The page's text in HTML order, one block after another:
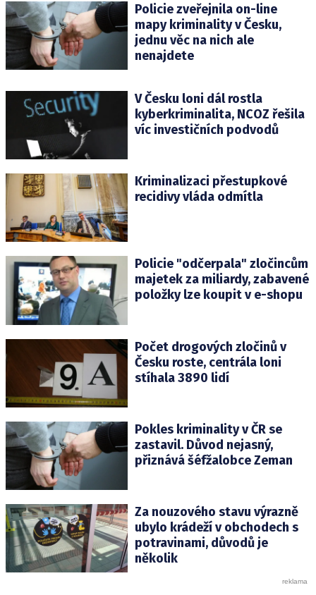
Policie zveřejnila on-line
mapy kriminality v Česku,
jednu věc na nich ale
nenajdete
V Česku loni dál rostla
kyberkriminalita, NCOZ řešila
víc investičních podvodů
Kriminalizaci přestupkové
recidivy vláda odmítla
Policie "odčerpala" zločincům
majetek za miliardy, zabavené
položky lze koupit v e-shopu
Počet drogových zločinů v
Česku roste, centrála loni
stíhala 3890 lidí
Pokles kriminality v ČR se
zastavil. Důvod nejasný,
přiznává šéfžalobce Zeman
Za nouzového stavu výrazně
ubylo krádeží v obchodech s
potravinami, důvodů je
několik